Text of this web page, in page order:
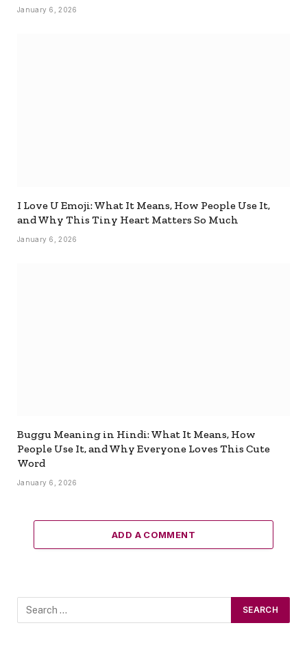
January 6, 2026
I Love U Emoji: What It Means, How People Use It,
and Why This Tiny Heart Matters So Much
January 6, 2026
Buggu Meaning in Hindi: What It Means, How
People Use It, and Why Everyone Loves This Cute
Word
January 6, 2026
ADD A COMMENT